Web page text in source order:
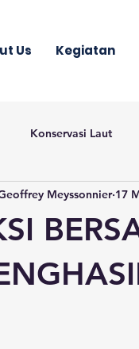
Us Kegiatan
Konservasi Laut
Meyssonnier 17